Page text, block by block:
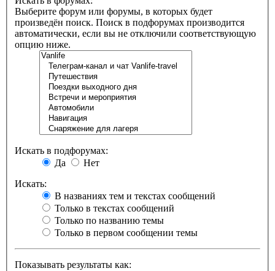
Выберите форум или форумы, в которых будет
произведён поиск. Поиск в подфорумах производится
автоматически, если вы не отключили соответствующую
опцию ниже.
Искать в подфорумах:
Да
Нет
Искать:
В названиях тем и текстах сообщений
Только в текстах сообщений
Только по названию темы
Только в первом сообщении темы
Показывать результаты как: